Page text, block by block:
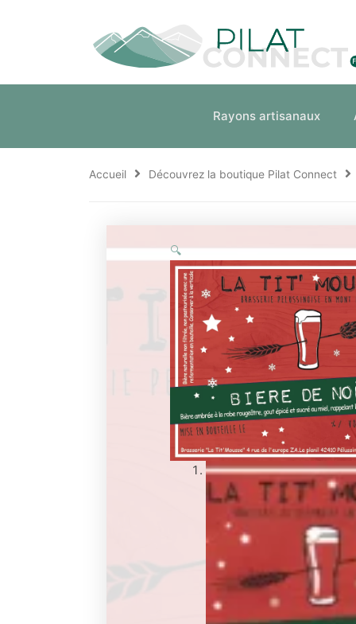
Rayons artisanaux
Accueil Découvrez la boutique Pilat Connect
🔍